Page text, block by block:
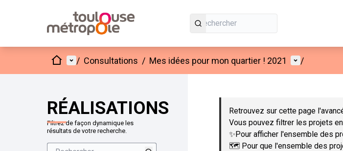
AccueilMenu principal
/ Consultations / Mes idées pour mon quartier ! 2021 Menu
/
RÉALISATIONS
Filtrez de façon dynamique les
résultats de votre recherche.
Passer la carte
Retrouvez sur cette page
Vous pouvez filtrer les projets
✨Pour afficher l'ensemble des
🗺️ Pour que l'ensemble des